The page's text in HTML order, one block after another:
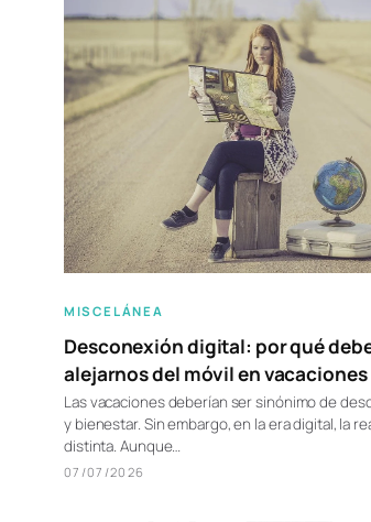
MISCELÁNEA
Desconexión digital: por qué
alejarnos del móvil en vacaciones
Las vacaciones deberían ser sinónimo de
y bienestar. Sin embargo, en la era digital, la
distinta. Aunque…
07/07/2026